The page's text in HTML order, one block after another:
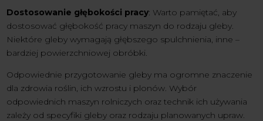
Dostosowanie głębokości pracy: Warto pamiętać, aby
dostosować głębokość pracy maszyn do rodzaju gleby.
Niektóre gleby wymagają głębszego spulchnienia, inne –
bardziej powierzchniowej obróbki.
Odpowiednie przygotowanie gleby ma ogromne znaczenie
dla zdrowia roślin, ich wzrostu i plonów. Wybór
odpowiednich maszyn rolniczych oraz technik ich używania
zależy od specyfiki gleby oraz rodzaju planowanych upraw.